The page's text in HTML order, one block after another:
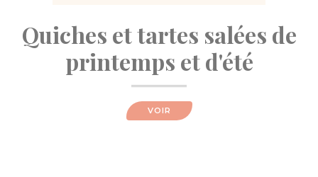
Quiches et tartes salées de
printemps et d'été
VOIR